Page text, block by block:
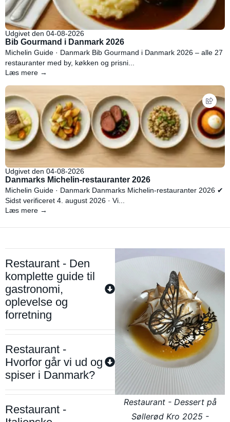
Udgivet den 04-08-2026
Bib Gourmand i Danmark 2026
Michelin Guide · Danmark Bib Gourmand i Danmark 2026 – alle 27
restauranter med by, køkken og prisni...
Læs mere →
Udgivet den 04-08-2026
Danmarks Michelin-restauranter 2026
Michelin Guide · Danmark Danmarks Michelin-restauranter 2026 ✔
Sidst verificeret 4. august 2026 · Vi...
Læs mere →
Restaurant - Den
komplette guide til
gastronomi,
oplevelse og
forretning
Restaurant -
Hvorfor går vi ud og
spiser i Danmark?
Restaurant -
Restaurant - Dessert på
Søllerød Kro 2025 -